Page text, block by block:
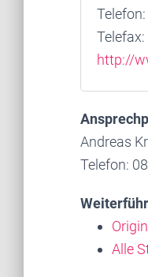
http://
Andreas
Telefon:
Alle